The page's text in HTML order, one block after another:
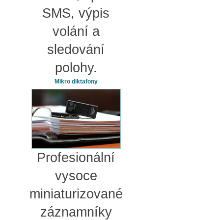
SMS, výpis
volání a
sledování
polohy.
Mikro diktafony
Profesionální
vysoce
miniaturizované
záznamníky